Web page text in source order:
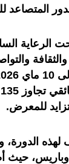
المتصاعد
الرعاية
للمعرض.
الدورة،
وباريس،